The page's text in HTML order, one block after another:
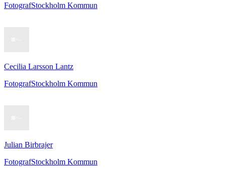
FotografStockholm Kommun
Cecilia Larsson Lantz
FotografStockholm Kommun
Julian Birbrajer
FotografStockholm Kommun